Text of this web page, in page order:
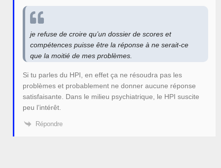
je refuse de croire qu’un dossier de scores et
compétences puisse être la réponse à ne serait-ce
que la moitié de mes problèmes.
Si tu parles du HPI, en effet ça ne résoudra pas les
problèmes et probablement ne donner aucune réponse
satisfaisante. Dans le milieu psychiatrique, le HPI suscite
peu l’intérêt.
Répondre